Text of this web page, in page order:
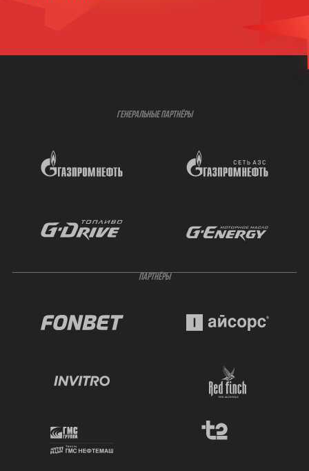
ГЕНЕРАЛЬНЫЕ ПАРТНЁРЫ
ПАРТНЁРЫ